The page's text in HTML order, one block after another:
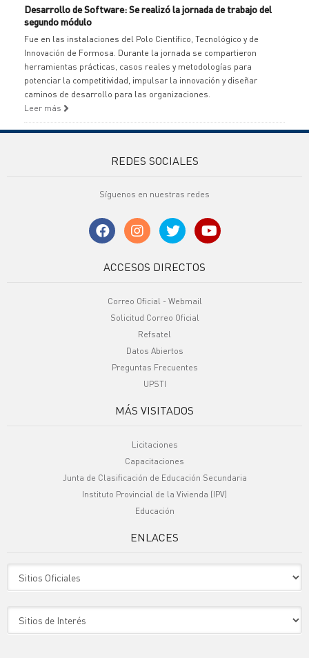
Desarrollo de Software: Se realizó la jornada de trabajo del
segundo módulo
Fue en las instalaciones del Polo Científico, Tecnológico y de
Innovación de Formosa. Durante la jornada se compartieron
herramientas prácticas, casos reales y metodologías para
potenciar la competitividad, impulsar la innovación y diseñar
caminos de desarrollo para las organizaciones.
Leer más
REDES SOCIALES
Síguenos en nuestras redes
ACCESOS DIRECTOS
Correo Oficial - Webmail
Solicitud Correo Oficial
Refsatel
Datos Abiertos
Preguntas Frecuentes
UPSTI
MÁS VISITADOS
Licitaciones
Capacitaciones
Junta de Clasificación de Educación Secundaria
Instituto Provincial de la Vivienda (IPV)
Educación
ENLACES